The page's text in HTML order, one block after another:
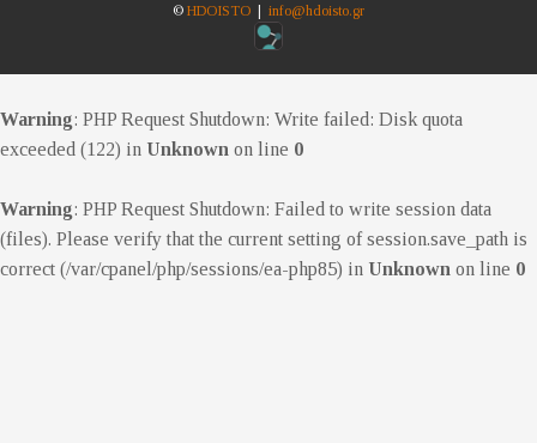
© HDOISTO | info@hdoisto.gr
Warning: PHP Request Shutdown: Write failed: Disk quota
exceeded (122) in Unknown on line 0
Warning: PHP Request Shutdown: Failed to write session data
(files). Please verify that the current setting of session.save_path is
correct (/var/cpanel/php/sessions/ea-php85) in Unknown on line 0